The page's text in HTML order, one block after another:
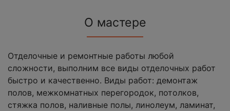
О мастере
Отделочные и ремонтные работы любой
сложности, выполним все виды отделочных работ
быстро и качественно. Виды работ: демонтаж
полов, межкомнатных перегородок, потолков,
стяжка полов, наливные полы, линолеум, ламинат,